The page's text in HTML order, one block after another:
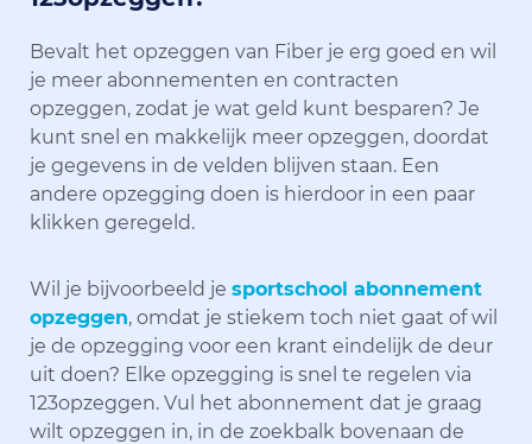
Bevalt het opzeggen van Fiber je erg goed en wil
je meer abonnementen en contracten
opzeggen, zodat je wat geld kunt besparen? Je
kunt snel en makkelijk meer opzeggen, doordat
je gegevens in de velden blijven staan. Een
andere opzegging doen is hierdoor in een paar
klikken geregeld.
Wil je bijvoorbeeld je sportschool abonnement
opzeggen, omdat je stiekem toch niet gaat of wil
je de opzegging voor een krant eindelijk de deur
uit doen? Elke opzegging is snel te regelen via
123opzeggen. Vul het abonnement dat je graag
wilt opzeggen in, in de zoekbalk bovenaan de